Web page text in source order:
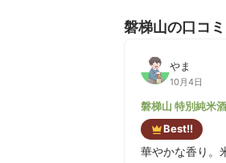
磐梯山の口コミ
やま
10月4日
磐梯山 特別純米酒
Best!!
華やかな香り。